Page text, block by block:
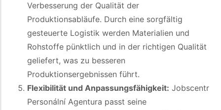
Verbesserung der Qualität der
Produktionsabläufe. Durch eine sorgfältig
gesteuerte Logistik werden Materialien und
Rohstoffe pünktlich und in der richtigen Qualität
geliefert, was zu besseren
Produktionsergebnissen führt.
Flexibilität und Anpassungsfähigkeit: Jobscentr
Personální Agentura passt seine